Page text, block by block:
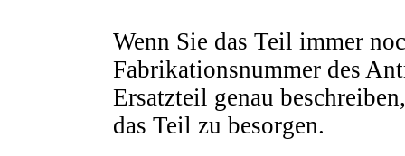
Wenn Sie das Teil immer
Fabrikationsnummer des
Ersatzteil genau
das Teil zu besorgen.